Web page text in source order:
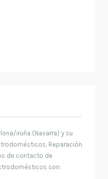
iruña (Navarra) y su
Reparación
de contacto de
son: